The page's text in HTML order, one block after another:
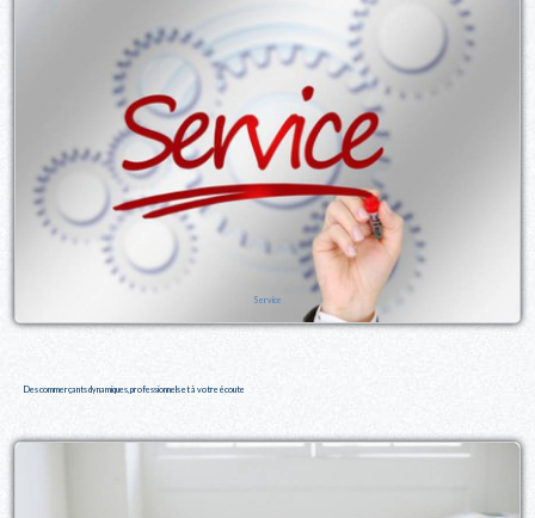
Service
Des commerçants dynamiques, professionnels et à votre écoute